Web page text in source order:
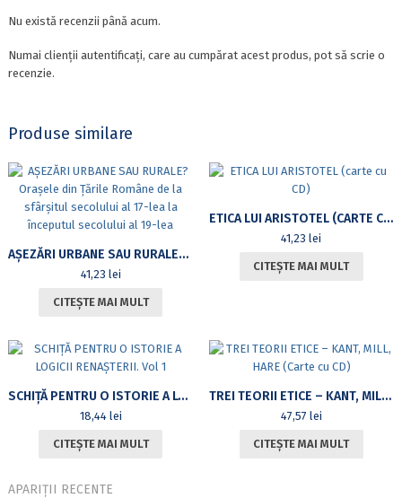
Nu există recenzii până acum.
Numai clienții autentificați, care au cumpărat acest produs, pot să scrie o
recenzie.
Produse similare
AȘEZĂRI URBANE SAU RURALE? ORAȘELE DIN ȚĂRILE ROMÂNE DE LA SFÂRȘITUL SECOLULUI AL 17-LEA LA ÎNCEPUTUL SECOLULUI AL 19-LEA
41,23 lei
CITEȘTE MAI MULT
ETICA LUI ARISTOTEL (CARTE CU CD)
41,23lei
CITEȘTE MAI MULT
SCHIȚĂ PENTRU O ISTORIE A LOGICII RENAȘTERII. VOL 1
18,44 lei
CITEȘTE MAI MULT
TREI TEORII ETICE – KANT, MILL, HARE (CARTE CU CD)
47,57 lei
CITEȘTE MAI MULT
APARIȚII RECENTE